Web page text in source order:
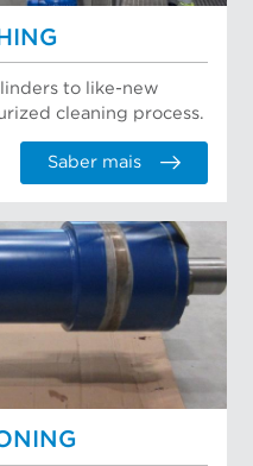
to like-new
cleaning process.
Saber mais